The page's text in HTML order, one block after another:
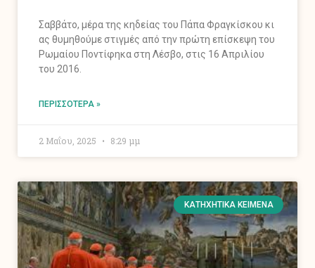
Σαββάτο, μέρα της κηδείας του Πάπα Φραγκίσκου κι
ας θυμηθούμε στιγμές από την πρώτη επίσκεψη του
Ρωμαίου Ποντίφηκα στη Λέσβο, στις 16 Απριλίου
του 2016.
ΠΕΡΙΣΣΌΤΕΡΑ »
2 Μαΐου, 2025 8:29 μμ
ΚΑΤΗΧΗΤΙΚΆ ΚΕΊΜΕΝΑ